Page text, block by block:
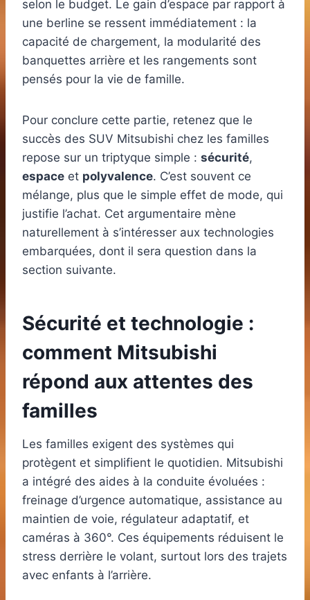
selon le budget. Le gain d’espace par rapport à
une berline se ressent immédiatement : la
capacité de chargement, la modularité des
banquettes arrière et les rangements sont
pensés pour la vie de famille.
Pour conclure cette partie, retenez que le
succès des SUV Mitsubishi chez les familles
repose sur un triptyque simple : sécurité,
espace et polyvalence. C’est souvent ce
mélange, plus que le simple effet de mode, qui
justifie l’achat. Cet argumentaire mène
naturellement à s’intéresser aux technologies
embarquées, dont il sera question dans la
section suivante.
Sécurité et technologie :
comment Mitsubishi
répond aux attentes des
familles
Les familles exigent des systèmes qui
protègent et simplifient le quotidien. Mitsubishi
a intégré des aides à la conduite évoluées :
freinage d’urgence automatique, assistance au
maintien de voie, régulateur adaptatif, et
caméras à 360°. Ces équipements réduisent le
stress derrière le volant, surtout lors des trajets
avec enfants à l’arrière.